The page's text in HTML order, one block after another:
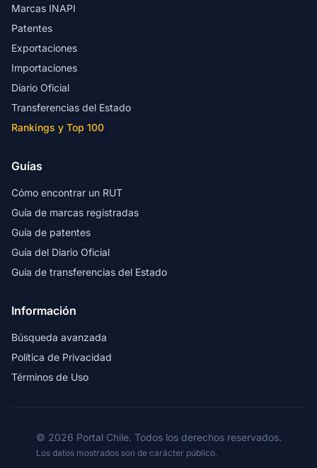
Marcas INAPI
Patentes
Exportaciones
Importaciones
Diario Oficial
Transferencias del Estado
Rankings y Top 100
Guías
Cómo encontrar un RUT
Guía de marcas registradas
Guía de patentes
Guía del Diario Oficial
Guía de transferencias del Estado
Información
Búsqueda avanzada
Política de Privacidad
Términos de Uso
© 2026 Portal Chile. Todos los derechos reservados.
Los datos mostrados son de carácter público.